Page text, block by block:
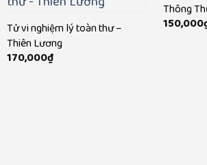
Tử vi nghiệm lý toàn thư –
Thiên Lương
170,000₫
Thông
150,000